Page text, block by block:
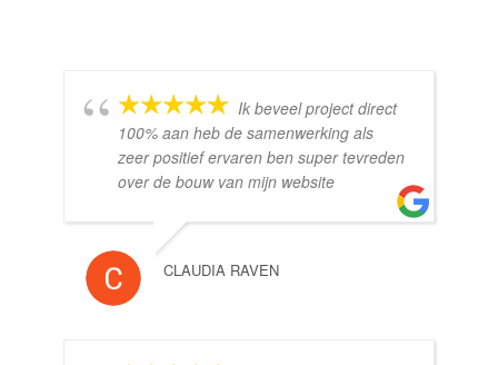
Ik beveel project direct
100% aan heb de samenwerking als
zeer positief ervaren ben super tevreden
over de bouw van mijn website
CLAUDIA RAVEN